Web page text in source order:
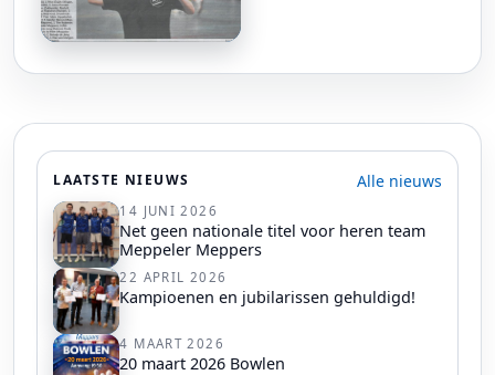
LAATSTE NIEUWS Alle nieuws
14 JUNI 2026
Net geen nationale titel voor heren team
Meppeler Meppers
22 APRIL 2026
Kampioenen en jubilarissen gehuldigd!
4 MAART 2026
20 maart 2026 Bowlen